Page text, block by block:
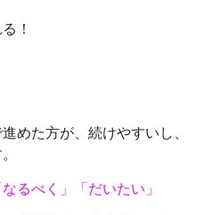
！
めた方が、続けやすいし、
るべく」「だいたい」